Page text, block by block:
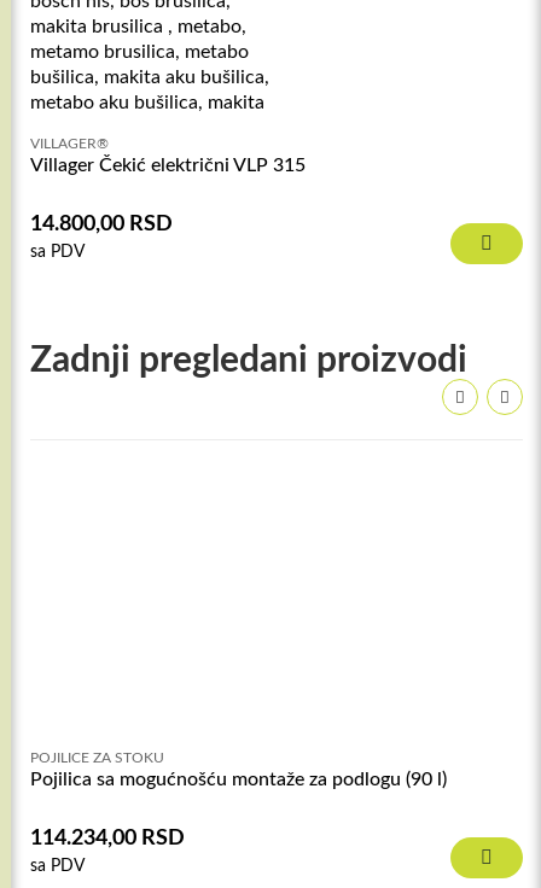
VILLAGER®
Villager Čekić električni VLP 315
14.800,00 RSD
sa PDV
Zadnji pregledani proizvodi
POJILICE ZA STOKU
Pojilica sa mogućnošću montaže za podlogu (90 l)
114.234,00 RSD
sa PDV